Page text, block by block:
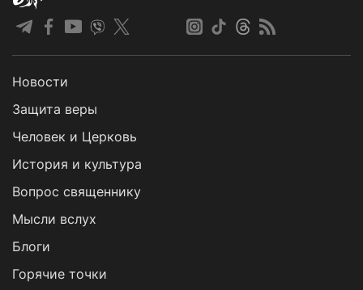
Новости
Защита веры
Человек и Церковь
История и культура
Вопрос священнику
Мысли вслух
Блоги
Горячие точки